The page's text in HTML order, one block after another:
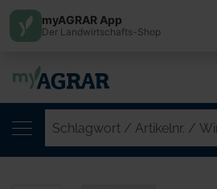
myAGRAR App
Der Landwirtschafts-Shop